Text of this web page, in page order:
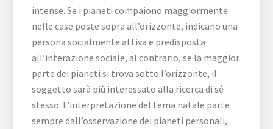
intense. Se i pianeti compaiono maggiormente
nelle case poste sopra all’orizzonte, indicano una
persona socialmente attiva e predisposta
all’interazione sociale, al contrario, se la maggior
parte dei pianeti si trova sotto l’orizzonte, il
soggetto sarà più interessato alla ricerca di sé
stesso. L’interpretazione del tema natale parte
sempre dall’osservazione dei pianeti personali,